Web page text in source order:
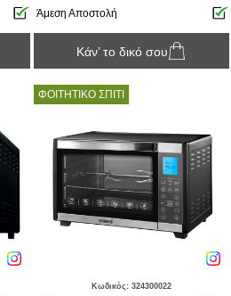
Άμεση Αποστολή
Κάν’ το δικό σου
ΦΟΙΤΗΤΙΚΟ ΣΠΙΤΙ
Κωδικός: 324300022